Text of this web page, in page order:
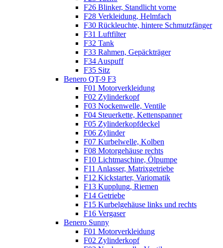
F26 Blinker, Standlicht vorne
F28 Verkleidung, Helmfach
F30 Rückleuchte, hintere Schmutzfänger
F31 Luftfilter
F32 Tank
F33 Rahmen, Gepäckträger
F34 Auspuff
F35 Sitz
Benero QT-9 F3
F01 Motorverkleidung
F02 Zylinderkopf
F03 Nockenwelle, Ventile
F04 Steuerkette, Kettenspanner
F05 Zylinderkopfdeckel
F06 Zylinder
F07 Kurbelwelle, Kolben
F08 Motorgehäuse rechts
F10 Lichtmaschine, Ölpumpe
F11 Anlasser, Matrixgetriebe
F12 Kickstarter, Variomatik
F13 Kupplung, Riemen
F14 Getriebe
F15 Kurbelgehäuse links und rechts
F16 Vergaser
Benero Sunny
F01 Motorverkleidung
F02 Zylinderkopf